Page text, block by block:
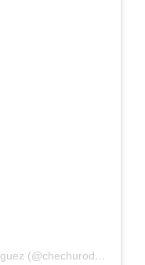
Un post condiviso da Cecilia Rodriguez (@chechurodriguez_real)